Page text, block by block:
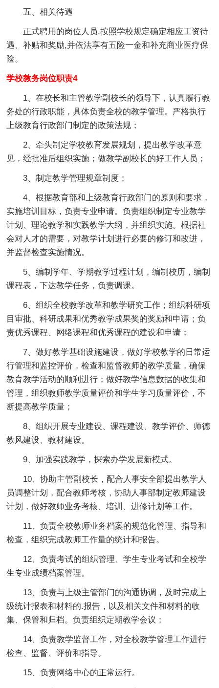
五、相关待遇
正式聘用的岗位人员,按照学校规定确定相应工资待
遇、补贴和奖励,并依法享有五险一金和补充商业医疗保
险。
学校教务岗位职责4
1、在校长和主管教学副校长的领导下，认真履行教
务处的行政职能，具体负责全校的教学管理。严格执行
上级教育行政部门制定的政策法规；
2、牵头制定学校教育发展规划，提出教学改革意
见，经批准后组织实施；做教学副校长的好工作人员；
3、制定教学管理规章制度；
4、根据教育部和上级教育行政部门的原则和要求，
实施培训目标，负责专业申请。负责组织制定专业教学
计划、理论教学和实践教学大纲，并组织实施。根据社
会对人才的需要，对教学计划进行必要的修订和改进，
并监督检查实施情况。
5、编制学年、学期教学过程计划，编制校历，编制
课程表，下达教学任务，负责调课。
6、组织全校教学改革和教学研究工作；组织科研项
目审批、科研成果和优秀教学成果奖的奖励和申请；负
责优秀课程、网络课程和优秀课程的建设和申请；
7、做好教学基础设施建设，做好学校教学的日常运
行管理和监控评价，检查和监督教师的教学质量，确保
教育教学活动的顺利进行；做好教学信息数据的收集和
管理，组织教师教学质量评价和学生学习质量评价，不
断提高教学质量；
8、组织开展专业建设、课程建设、教学评价、师德
教风建设、教材建设。
9、加强实践教学，探索办学发展新模式。
10、协助主管副校长，配合人事安全部提出教学人
员调整计划，配合教师考核，协助人事部制定教师建设
计划，做好教师业务考核、培训、进修计划等工作。
11、负责全校教师业务档案的规范化管理、指导和
检查，组织完成教师工作量的统计和报告。
12、负责考试的组织管理、学生专业考试和全校学
生专业成绩档案管理。
13、负责与上级主管部门的沟通协调，及时完成上
级统计报表和材料的.报告，以及相关文件和材料的收
集、保管和归档。负责组织定期教学会议；
14、负责教学监督工作，对全校教学管理工作进行
检查、监督、评价和指导。
15、负责网络中心的正常运行。